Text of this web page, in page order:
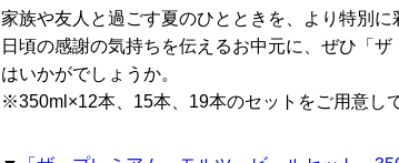
家族や友人と過ごす夏のひとときを、より特別に
日頃の感謝の気持ちを伝えるお中元に、ぜひ「
はいかがでしょうか。
※350ml×12本、15本、19本のセットをご用意し